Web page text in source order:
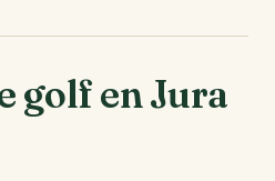
golf en Jura